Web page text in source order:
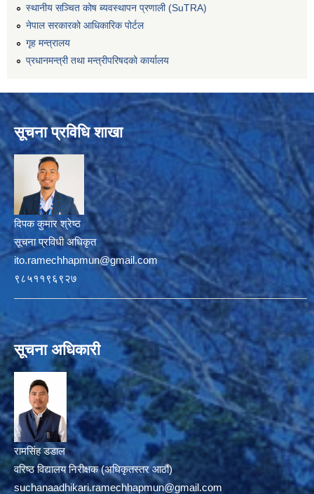
स्थानीय सञ्चित कोष ब्यवस्थापन प्रणाली (SuTRA)
नेपाल सरकारको आधिकारिक पोर्टल
गृह मन्त्रालय
प्रधानमन्त्री तथा मन्त्रीपरिषदको कार्यालय
सूचना प्रविधि शाखा
दिपक कुमार श्रेष्ठ
सूचना प्रविधी अधिकृत
ito.ramechhapmun@gmail.com
९८५११९६९२७
सूचना अधिकारी
रामसिंह डडाल
वरिष्ठ विद्यालय निरीक्षक (अधिकृतस्तर आठौं)
suchanaadhikari.ramechhapmun@gmail.com